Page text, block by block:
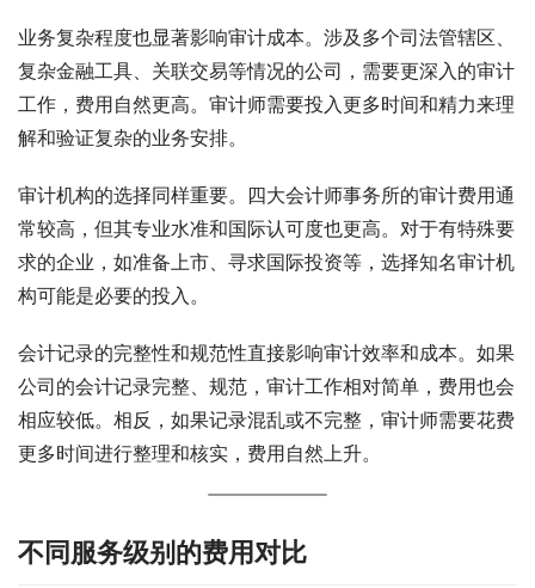
业务复杂程度也显著影响审计成本。涉及多个司法管辖区、
复杂金融工具、关联交易等情况的公司，需要更深入的审计
工作，费用自然更高。审计师需要投入更多时间和精力来理
解和验证复杂的业务安排。
审计机构的选择同样重要。四大会计师事务所的审计费用通
常较高，但其专业水准和国际认可度也更高。对于有特殊要
求的企业，如准备上市、寻求国际投资等，选择知名审计机
构可能是必要的投入。
会计记录的完整性和规范性直接影响审计效率和成本。如果
公司的会计记录完整、规范，审计工作相对简单，费用也会
相应较低。相反，如果记录混乱或不完整，审计师需要花费
更多时间进行整理和核实，费用自然上升。
不同服务级别的费用对比